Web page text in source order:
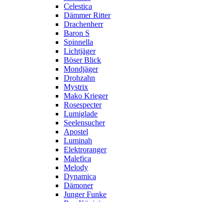
Celestica
Dämmer Ritter
Drachenherr
Baron S
Spinnella
Lichtjäger
Böser Blick
Mondjäger
Drohzahn
Mystrix
Mako Krieger
Rosespecter
Lumiglade
Seelensucher
Apostel
Luminah
Elektroranger
Malefica
Melody
Dynamica
Dämoner
Junger Funke